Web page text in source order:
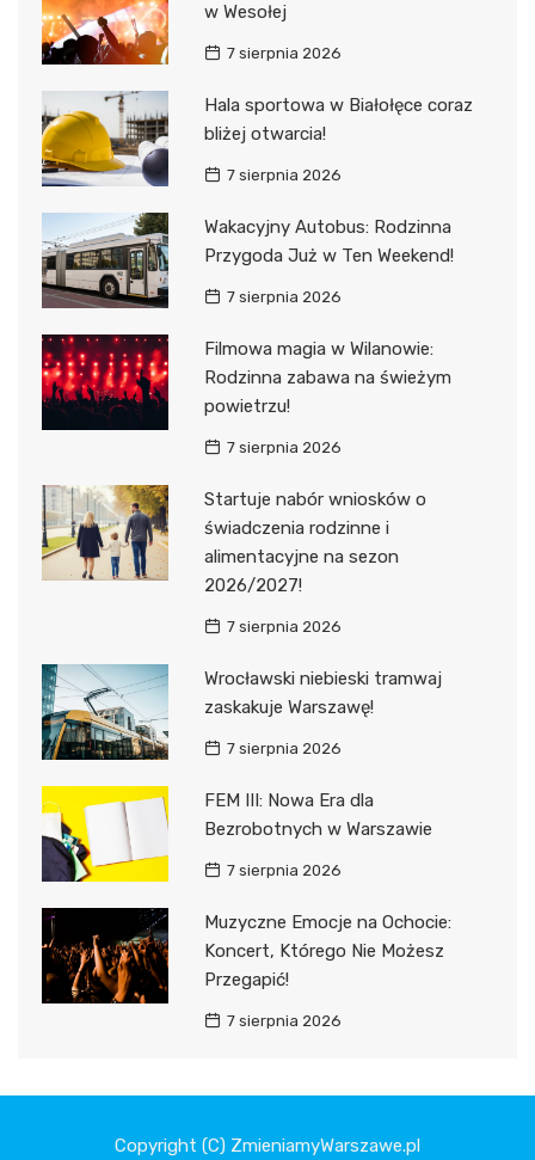
w Wesołej
7 sierpnia 2026
Hala sportowa w Białołęce coraz
bliżej otwarcia!
7 sierpnia 2026
Wakacyjny Autobus: Rodzinna
Przygoda Już w Ten Weekend!
7 sierpnia 2026
Filmowa magia w Wilanowie:
Rodzinna zabawa na świeżym
powietrzu!
7 sierpnia 2026
Startuje nabór wniosków o
świadczenia rodzinne i
alimentacyjne na sezon
2026/2027!
7 sierpnia 2026
Wrocławski niebieski tramwaj
zaskakuje Warszawę!
7 sierpnia 2026
FEM III: Nowa Era dla
Bezrobotnych w Warszawie
7 sierpnia 2026
Muzyczne Emocje na Ochocie:
Koncert, Którego Nie Możesz
Przegapić!
7 sierpnia 2026
Copyright (C) ZmieniamyWarszawe.pl